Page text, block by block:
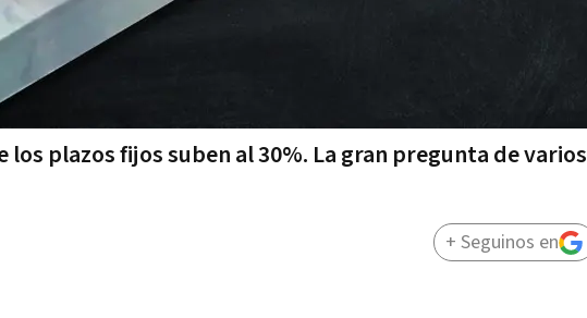
los plazos fijos suben al 30%. La gran pregunta de varios
+ Seguinos en